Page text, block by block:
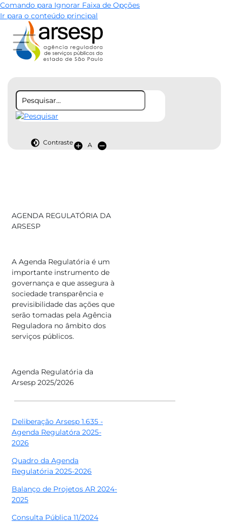
Comando para Ignorar Faixa de Opções
Ir para o conteúdo principal
Contraste A
AGENDA REGULATÓRIA DA
ARSESP
A Agenda Regulatória é um
importante instrumento de
governança e que assegura à
sociedade transparência e
previsibilidade das ações que
serão tomadas pela Agência
Reguladora no âmbito dos
serviços públicos.
Agenda Regulatória da
Arsesp 2025/2026
Deliberação Arsesp 1.635 -
Agenda Regulatóra 2025-
2026
Quadro da Agenda
Regulatória 2025-2026
Balanço de Projetos AR 2024-
2025
Consulta Pública 11/2024